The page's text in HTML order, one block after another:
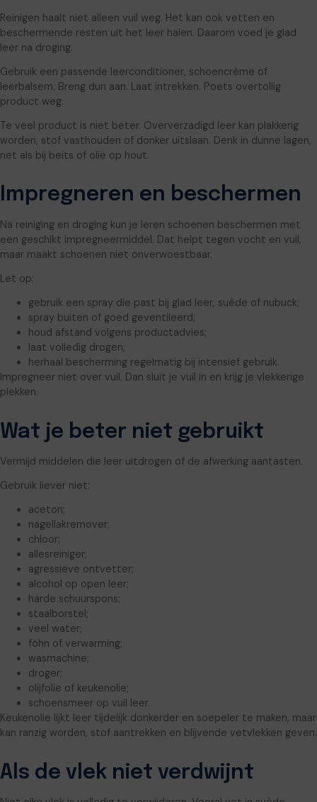
Reinigen haalt niet alleen vuil weg. Het kan ook vetten en
beschermende resten uit het leer halen. Daarom voed je glad
leer na droging.
Gebruik een passende leerconditioner, schoencrème of
leerbalsem. Breng dun aan. Laat intrekken. Poets overtollig
product weg.
Te veel product is niet beter. Oververzadigd leer kan plakkerig
worden, stof vasthouden of donker uitslaan. Denk in dunne lagen,
net als bij beits of olie op hout.
Impregneren en beschermen
Na reiniging en droging kun je leren schoenen beschermen met
een geschikt impregneermiddel. Dat helpt tegen vocht en vuil,
maar maakt schoenen niet onverwoestbaar.
Let op:
gebruik een spray die past bij glad leer, suède of nubuck;
spray buiten of goed geventileerd;
houd afstand volgens productadvies;
laat volledig drogen;
herhaal bescherming regelmatig bij intensief gebruik.
Impregneer niet over vuil. Dan sluit je vuil in en krijg je vlekkerige
plekken.
Wat je beter niet gebruikt
Vermijd middelen die leer uitdrogen of de afwerking aantasten.
Gebruik liever niet:
aceton;
nagellakremover;
chloor;
allesreiniger;
agressieve ontvetter;
alcohol op open leer;
harde schuurspons;
staalborstel;
veel water;
föhn of verwarming;
wasmachine;
droger;
olijfolie of keukenolie;
schoensmeer op vuil leer.
Keukenolie lijkt leer tijdelijk donkerder en soepeler te maken, maar
kan ranzig worden, stof aantrekken en blijvende vetvlekken geven.
Als de vlek niet verdwijnt